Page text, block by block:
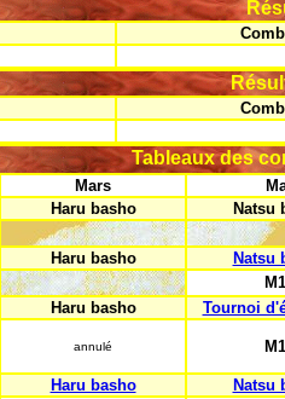
Tableaux des
Mars
Haru basho Natsu
Haru basho
Natsu
Haru basho Tournoi
annulé
Haru basho
Natsu